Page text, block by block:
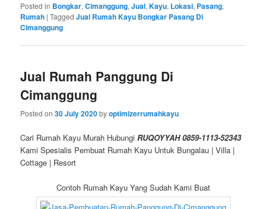
Posted in Bongkar,Cimanggung,Jual,Kayu, Lokasi, Pasang,
Rumah |Tagged Jual Rumah Kayu Bongkar Pasang Di
Cimanggung
Jual Rumah Panggung Di
Cimanggung
Posted on30 July 2020byoptimizerrumahkayu
Cari Rumah Kayu Murah Hubungi RUQOYYAH 0859-1113-52343
Kami Spesialis Pembuat Rumah Kayu Untuk Bungalau | Villa |
Cottage | Resort
Contoh Rumah Kayu Yang Sudah Kami Buat